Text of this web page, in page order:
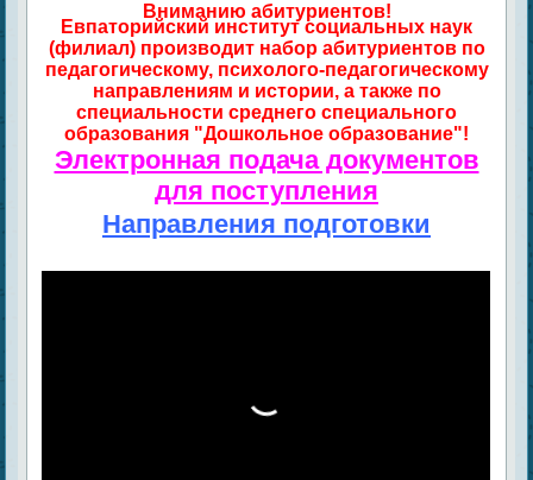
Вниманию абитуриентов!
Евпаторийский институт социальных наук
(филиал) производит набор абитуриентов по
педагогическому, психолого-педагогическому
направлениям и истории, а также по
специальности среднего специального
образования "Дошкольное образование"!
Электронная подача документов
для поступления
Направления подготовки